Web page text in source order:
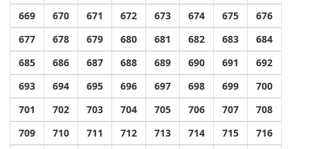
669
670 671 672 673 674 675
676
677
678 679 680 681 682 683
684
685
686 687 688 689 690 691
692
693
694 695 696 697 698 699
700
701
702 703 704 705 706 707
708
709
710 711 712 713 714 715
716